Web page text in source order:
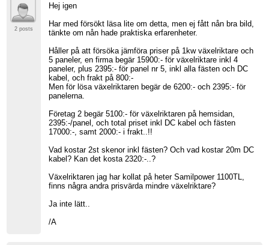
2 posts
Hej igen
Har med försökt läsa lite om detta, men ej fått nån bra bild,
tänkte om nån hade praktiska erfarenheter.
Håller på att försöka jämföra priser på 1kw växelriktare och
5 paneler, en firma begär 15900:- för växelriktare inkl 4
paneler, plus 2395:- för panel nr 5, inkl alla fästen och DC
kabel, och frakt på 800:-
Men för lösa växelriktaren begär de 6200:- och 2395:- för
panelerna.
Företag 2 begär 5100:- för växelriktaren på hemsidan,
2395:-/panel, och total priset inkl DC kabel och fästen
17000:-, samt 2000:- i frakt..!!
Vad kostar 2st skenor inkl fästen? Och vad kostar 20m DC
kabel? Kan det kosta 2320:-..?
Växelriktaren jag har kollat på heter Samilpower 1100TL,
finns några andra prisvärda mindre växelriktare?
Ja inte lätt..
/A